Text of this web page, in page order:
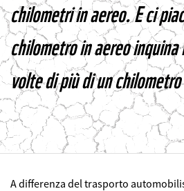
chilometri in aereo. E ci
chilometro in aereo
volte di più di un
A differenza del trasporto